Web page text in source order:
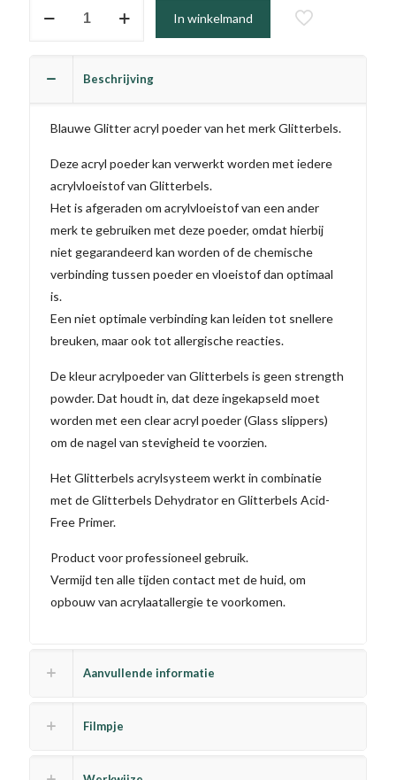
In winkelmand
Beschrijving
Blauwe Glitter acryl poeder van het merk Glitterbels.
Deze acryl poeder kan verwerkt worden met iedere
acrylvloeistof van Glitterbels.
Het is afgeraden om acrylvloeistof van een ander
merk te gebruiken met deze poeder, omdat hierbij
niet gegarandeerd kan worden of de chemische
verbinding tussen poeder en vloeistof dan optimaal
is.
Een niet optimale verbinding kan leiden tot snellere
breuken, maar ook tot allergische reacties.
De kleur acrylpoeder van Glitterbels is geen strength
powder. Dat houdt in, dat deze ingekapseld moet
worden met een clear acryl poeder (Glass slippers)
om de nagel van stevigheid te voorzien.
Het Glitterbels acrylsysteem werkt in combinatie
met de Glitterbels Dehydrator en Glitterbels Acid-
Free Primer.
Product voor professioneel gebruik.
Vermijd ten alle tijden contact met de huid, om
opbouw van acrylaatallergie te voorkomen.
Aanvullende informatie
Filmpje